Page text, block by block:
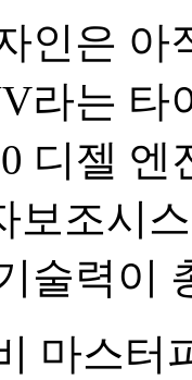
인은 아
라는
디젤
보조시
술력이
마스터